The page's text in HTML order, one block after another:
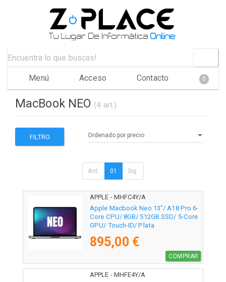
Menú Acceso Contacto 0
MacBook NEO (4 art.)
FILTRO
Ant. 01 Sig.
APPLE - MHFC4Y/A
Apple Macbook Neo 13"/ A18 Pro 6-
Core CPU/ 8GB/ 512GB SSD/ 5-Core
GPU/ Touch-ID/ Plata
895,00 €
COMPRAR
APPLE - MHFE4Y/A